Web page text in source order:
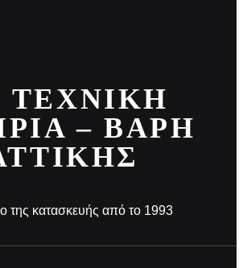
ΤΕΧΝΙΚΉ
– ΒΆΡΗ
της κατασκευής από το 1993